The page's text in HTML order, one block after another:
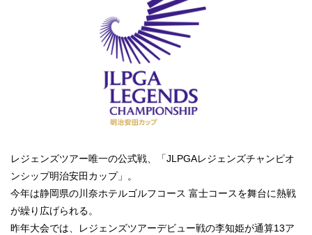
レジェンズツアー唯一の公式戦、「JLPGAレジェンズチャンピオ
ンシップ明治安田カップ」。
今年は静岡県の川奈ホテルゴルフコース 富士コースを舞台に熱戦
が繰り広げられる。
昨年大会では、レジェンズツアーデビュー戦の李知姫が通算13ア